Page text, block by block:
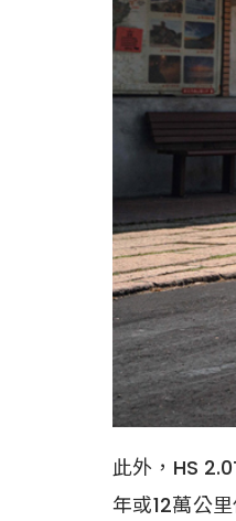
此外，HS
年或12萬公